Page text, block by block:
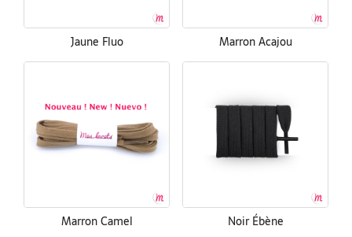
Jaune Fluo Marron Acajou
Marron Camel Noir Ébène